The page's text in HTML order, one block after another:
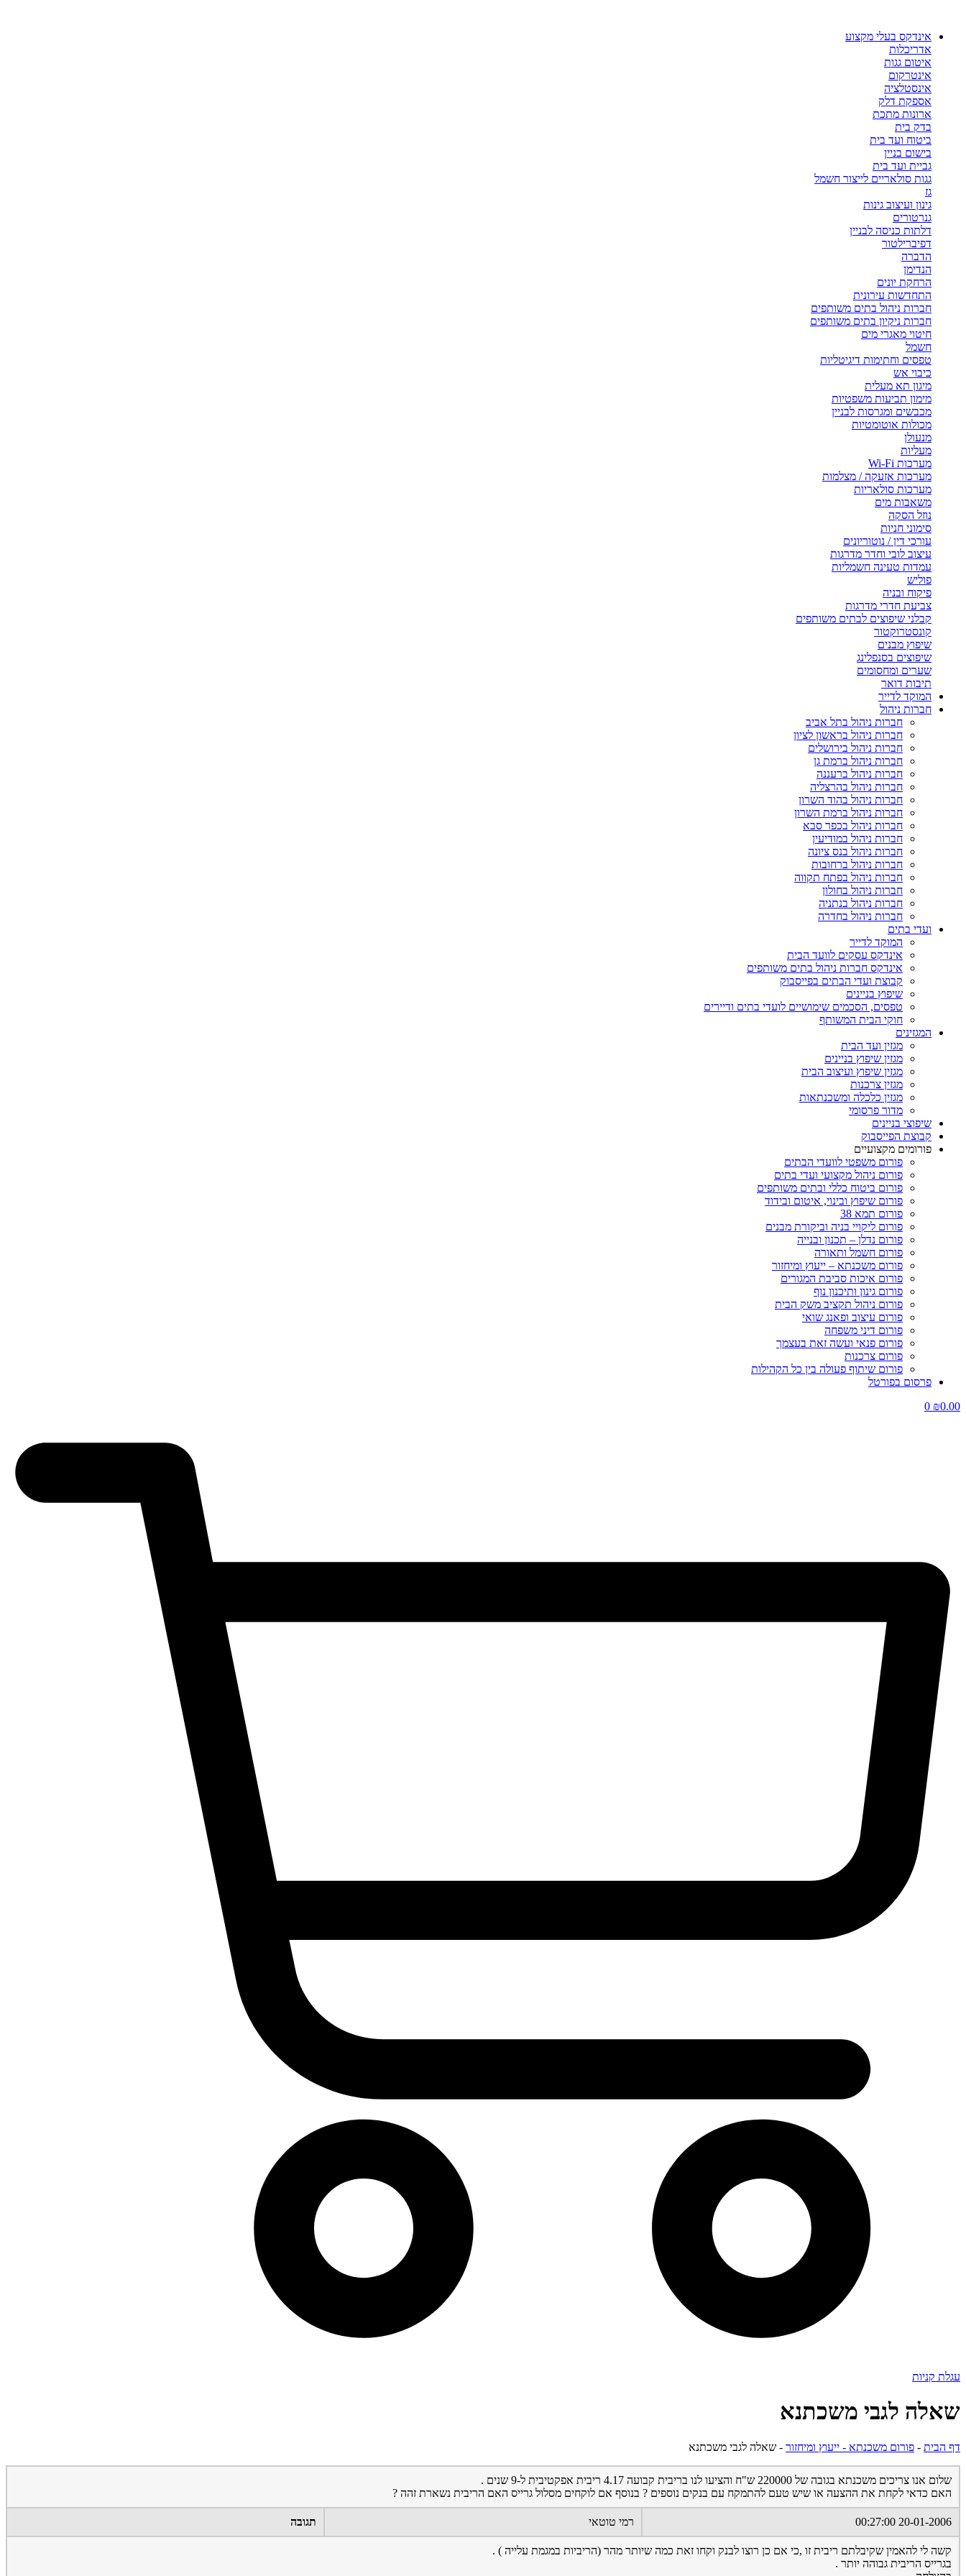
אינדקס בעלי מקצוע
אדריכלות
איטום גגות
אינטרקום
אינסטלציה
אספקת דלק
ארונות מתכת
בדק בית
ביטוח ועד בית
בישום בניין
גביית ועד בית
גגות סולאריים לייצור חשמל
גז
גינון ועיצוב גינות
גנרטורים
דלתות כניסה לבניין
דפיברילטור
הדברה
הנדימן
הרחקת יונים
התחדשות עירונית
חברות ניהול בתים משותפים
חברות ניקיון בתים משותפים
חיטוי מאגרי מים
חשמל
טפסים וחתימות דיגיטליות
כיבוי אש
מיגון תא מעלית
מימון תביעות משפטיות
מכבשים ומגרסות לבניין
מכולות אוטומטיות
מנעולן
מעליות
מערכות Wi-Fi
מערכות אזעקה / מצלמות
מערכות סולאריות
משאבות מים
נוזל הסקה
סימוני חניות
עורכי דין / נוטוריונים
עיצוב לובי וחדר מדרגות
עמדות טעינה חשמליות
פוליש
פיקוח ובניה
צביעת חדרי מדרגות
קבלני שיפוצים לבתים משותפים
קונסטרוקטור
שיפוץ מבנים
שיפוצים בסנפלינג
שערים ומחסומים
תיבות דואר
המוקד לדייר
חברות ניהול
חברות ניהול בתל אביב
חברות ניהול בראשון לציון
חברות ניהול בירושלים
חברות ניהול ברמת גן
חברות ניהול ברעננה
חברות ניהול בהרצליה
חברות ניהול בהוד השרון
חברות ניהול ברמת השרון
חברות ניהול בכפר סבא
חברות ניהול במודיעין
חברות ניהול בנס ציונה
חברות ניהול ברחובות
חברות ניהול בפתח תקווה
חברות ניהול בחולון
חברות ניהול בנתניה
חברות ניהול בחדרה
ועדי בתים
המוקד לדייר
אינדקס עסקים לוועד הבית
אינדקס חברות ניהול בתים משותפים
קבוצת ועדי הבתים בפייסבוק
שיפוץ בניינים
טפסים, הסכמים שימושיים לועדי בתים ודיירים
חוקי הבית המשותף
המגזינים
מגזין ועד הבית
מגזין שיפוץ בניינים
מגזין שיפוץ ועיצוב הבית
מגזין צרכנות
מגזין כלכלה ומשכנתאות
מדור פרסומי
שיפוצי בניינים
קבוצת הפייסבוק
פורומים מקצועיים
פורום משפטי לוועדי הבתים
פורום ניהול מקצועי ועדי בתים
פורום ביטוח כללי ובתים משותפים
פורום שיפוץ ובינוי, איטום ובידוד
פורום תמא 38
פורום ליקויי בניה וביקורת מבנים
פורום נדלן – תכנון ובנייה
פורום חשמל ותאורה
פורום משכנתא – ייעוץ ומיחזור
פורום איכות סביבת המגורים
פורום גינון ותיכנון נוף
פורום ניהול תקציב משק הבית
פורום עיצוב ופאנג שואי
פורום דיני משפחה
פורום פנאי ועשה זאת בעצמך
פורום צרכנות
פורום שיתוף פעולה בין כל הקהילות
פרסום בפורטל
₪0.00
0
עגלת קניות
שאלה לגבי משכתנא
דף הבית - פורום משכנתא - ייעוץ ומיחזור - שאלה לגבי משכתנא
שלום אנו צריכים משכנתא בגובה של 220000 ש"ח והציעו לנו בריבית קבועה 4.17 ריבית אפקטיבית ל-9 שנים .
האם כדאי לקחת את ההצעה או שיש טעם להתמקח עם בנקים נוספים ? בנוסף אם לוקחים מסלול גרייס האם הריבית נשארת זהה ?
20-01-2006 00:27:00 רמי טוטאי תגובה
קשה לי להאמין שקיבלתם ריבית זו ,כי אם כן רוצו לבנק וקחו זאת כמה שיותר מהר (הריביות במגמת עלייה ) .
בגרייס הריבית גבוהה יותר .